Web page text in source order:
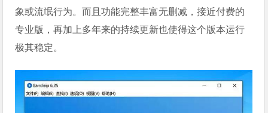
象或流氓行为。而且功能完整丰富无删减，接近付费的
专业版，再加上多年来的持续更新也使得这个版本运行
极其稳定。